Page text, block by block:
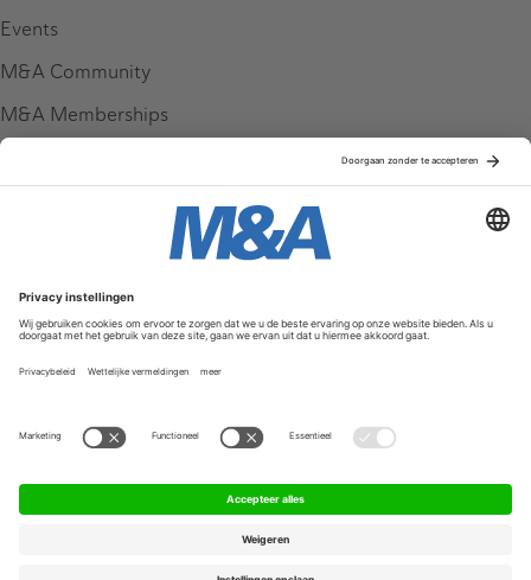
Events
M&A Community
M&A Memberships
Service & Contact
Contact
FAQ
Werken bij ons
Algemene Voorwaarden